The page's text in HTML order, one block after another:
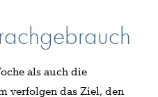
als auch die
verfolgen das Ziel, den